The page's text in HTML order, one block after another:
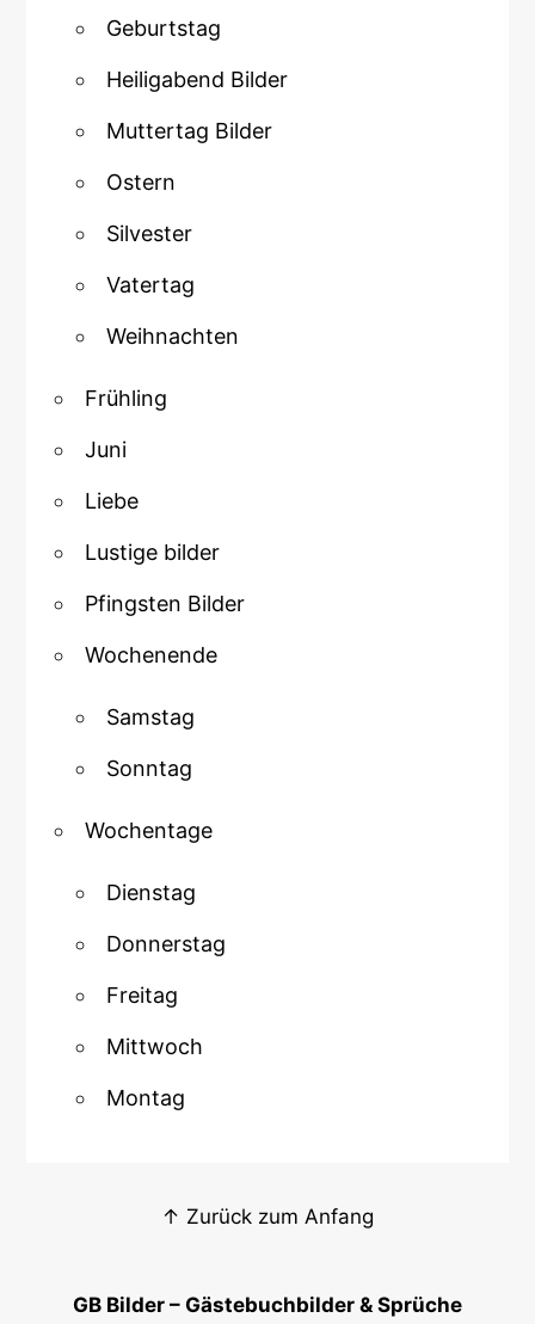
Geburtstag
Heiligabend Bilder
Muttertag Bilder
Ostern
Silvester
Vatertag
Weihnachten
Frühling
Juni
Liebe
Lustige bilder
Pfingsten Bilder
Wochenende
Samstag
Sonntag
Wochentage
Dienstag
Donnerstag
Freitag
Mittwoch
Montag
↑ Zurück zum Anfang
GB Bilder – Gästebuchbilder & Sprüche